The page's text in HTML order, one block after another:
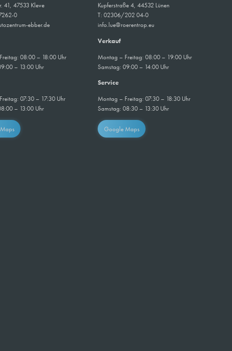
41, 47533 Kleve
0
ebber.de
08:00 – 18:00 Uhr
– 13:00 Uhr
07:30 – 17:30 Uhr
– 13:00 Uhr
Kupferstraße 4, 44532 Lünen
T: 02306/202 04-0
info.lue@roerentrop.eu
Verkauf
Montag – Freitag: 08:00 – 19:00 Uhr
Samstag: 09:00 – 14:00 Uhr
Service
Montag – Freitag: 07:30 – 18:30 Uhr
Samstag: 08:30 – 13:30 Uhr
Google Maps